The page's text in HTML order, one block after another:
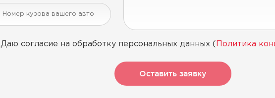
Даю согласие на обработку персональных данных ( Политика
Оставить заявку